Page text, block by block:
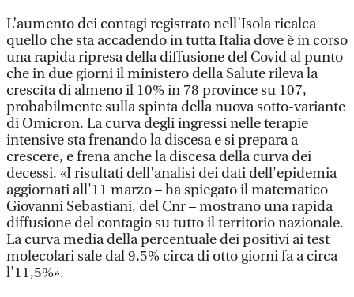
L’aumento dei contagi registrato nell’Isola ricalca
quello che sta accadendo in tutta Italia dove è in corso
una rapida ripresa della diffusione del Covid al punto
che in due giorni il ministero della Salute rileva la
crescita di almeno il 10% in 78 province su 107,
probabilmente sulla spinta della nuova sotto-variante
di Omicron. La curva degli ingressi nelle terapie
intensive sta frenando la discesa e si prepara a
crescere, e frena anche la discesa della curva dei
decessi. «I risultati dell'analisi dei dati dell'epidemia
aggiornati all'11 marzo – ha spiegato il matematico
Giovanni Sebastiani, del Cnr – mostrano una rapida
diffusione del contagio su tutto il territorio nazionale.
La curva media della percentuale dei positivi ai test
molecolari sale dal 9,5% circa di otto giorni fa a circa
l'11,5%».